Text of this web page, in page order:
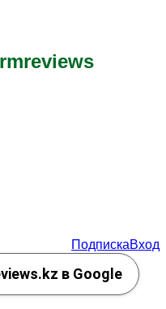
ПодпискаВход
в Google